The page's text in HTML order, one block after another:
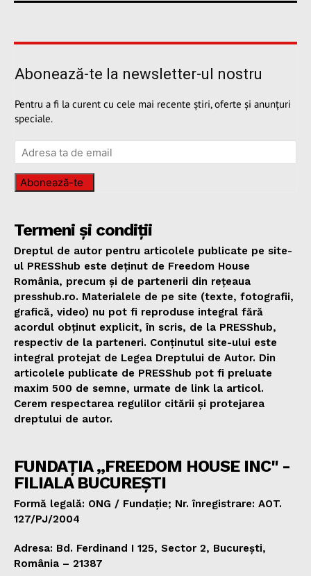
Abonează-te la newsletter-ul nostru
Pentru a fi la curent cu cele mai recente știri, oferte și anunțuri
speciale.
Abonează-te
Termeni și condiții
Dreptul de autor pentru articolele publicate pe site-
ul PRESShub este deținut de Freedom House
România, precum și de partenerii din rețeaua
presshub.ro. Materialele de pe site (texte, fotografii,
grafică, video) nu pot fi reproduse integral fără
acordul obținut explicit, în scris, de la PRESShub,
respectiv de la parteneri. Conținutul site-ului este
integral protejat de Legea Dreptului de Autor. Din
articolele publicate de PRESShub pot fi preluate
maxim 500 de semne, urmate de link la articol.
Cerem respectarea regulilor citării și protejarea
dreptului de autor.
FUNDAȚIA „FREEDOM HOUSE INC" -
FILIALA BUCUREȘTI
Formă legală: ONG / Fundație; Nr. înregistrare: AOT.
127/PJ/2004
Adresa: Bd. Ferdinand I 125, Sector 2, București,
România – 21387